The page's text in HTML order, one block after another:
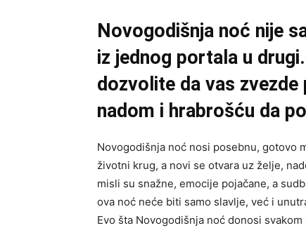
Novogodišnja noć nije
iz jednog portala u
dozvolite da vas zvezde
nadom i hrabrošću da
Novogodišnja noć nosi posebnu, gotovo
životni krug, a novi se otvara uz želje,
misli su snažne, emocije pojačane, a
ova noć neće biti samo slavlje, već i
Evo šta Novogodišnja noć donosi svakom